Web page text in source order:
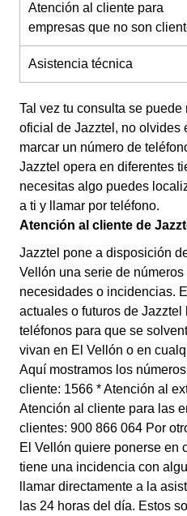
Atención al cliente para
empresas que no son
Asistencia técnica
Tal vez tu consulta se
oficial de Jazztel, no olvides
marcar un número de
Jazztel opera en diferentes
necesitas algo puedes
a ti y llamar por teléfono.
Atención al cliente de
Jazztel pone a disposición
Vellón una serie de
necesidades o incidencias.
actuales o futuros de
teléfonos para que se
vivan en El Vellón o en
Aquí mostramos los
cliente: 1566 * Atención al
Atención al cliente para las
clientes: 900 866 064 Por
El Vellón quiere ponerse en
tiene una incidencia con
llamar directamente a la
las 24 horas del día. Estos